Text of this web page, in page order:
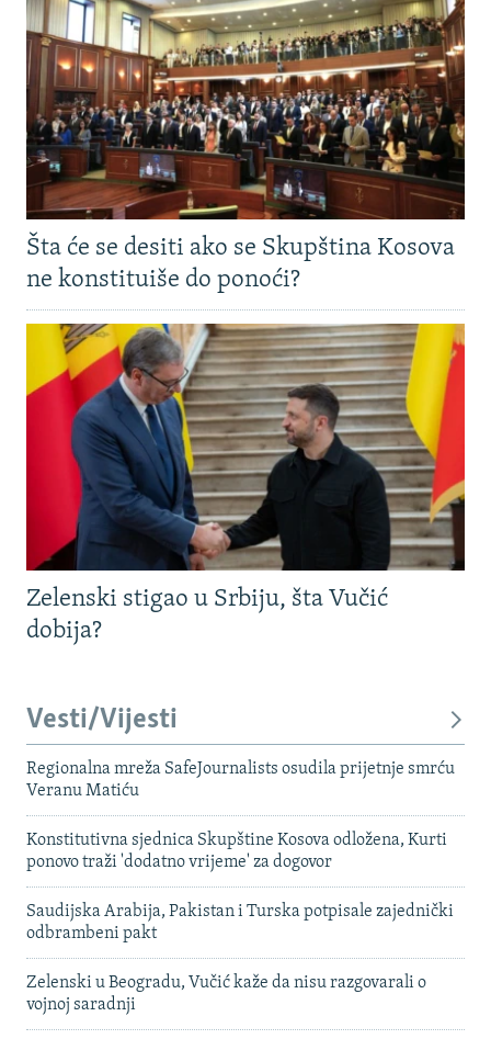
Šta će se desiti ako se Skupština Kosova
ne konstituiše do ponoći?
Zelenski stigao u Srbiju, šta Vučić
dobija?
Vesti/Vijesti
Regionalna mreža SafeJournalists osudila prijetnje smrću
Veranu Matiću
Konstitutivna sjednica Skupštine Kosova odložena, Kurti
ponovo traži 'dodatno vrijeme' za dogovor
Saudijska Arabija, Pakistan i Turska potpisale zajednički
odbrambeni pakt
Zelenski u Beogradu, Vučić kaže da nisu razgovarali o
vojnoj saradnji